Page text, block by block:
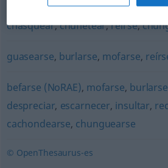
,chacotear,rechiflarse
chasquear,chufletear,reírse,
guasearse, burlarse, mofarse,
befarse (NoRAE), mofarse, burlarse
despreciar, escarnecer, insultar,
cachondearse, chunguearse
© OpenThesaurus-es